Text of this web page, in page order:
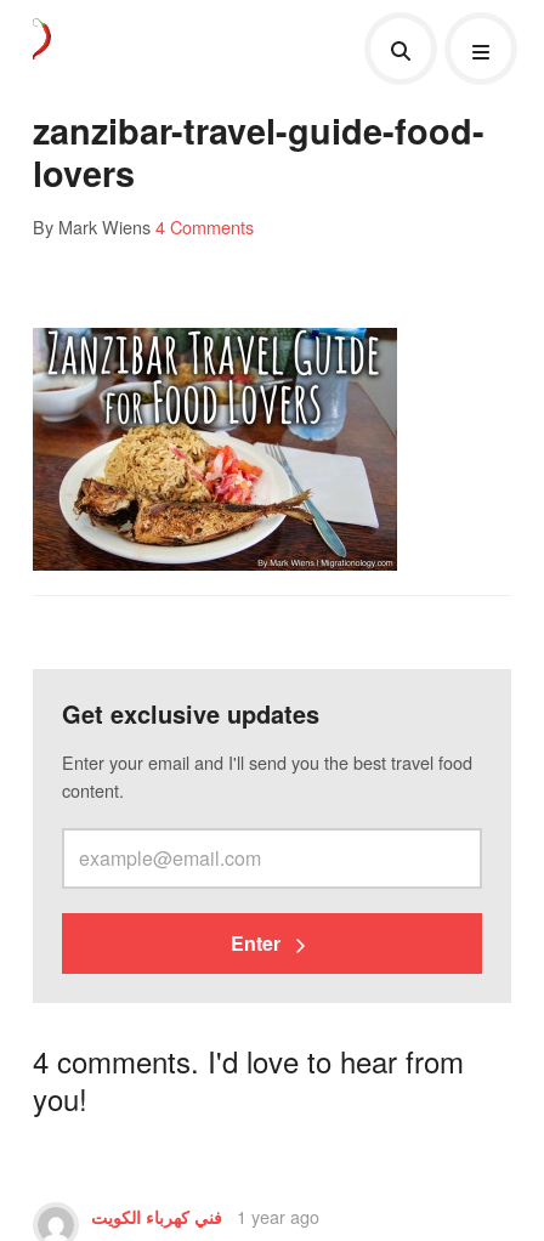
zanzibar-travel-guide-food-
lovers
By Mark Wiens4 Comments
Get exclusive updates
Enter your email and I'll send you the best travel food
content.
Enter
4 comments. I'd love to hear from
you!
فني كهرباء الكويت
1 year ago